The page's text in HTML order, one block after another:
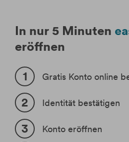
In nur 5 Minuten
eröffnen
Gratis Konto online
Identität bestätigen
Konto eröffnen